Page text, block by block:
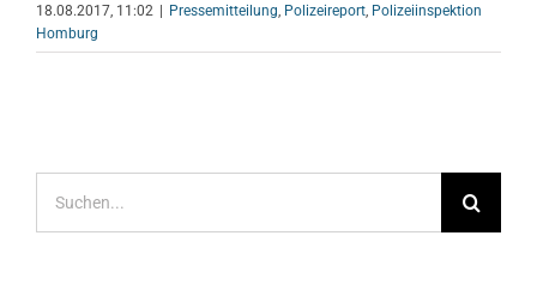
18.08.2017, 11:02 | Pressemitteilung Polizeireport Polizeiinspektion
Homburg
nach: